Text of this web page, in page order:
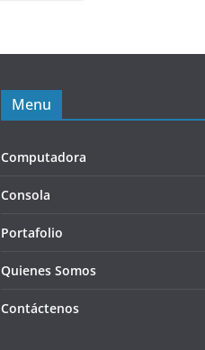
Menu
Computadora
Consola
Portafolio
Quienes Somos
Contáctenos